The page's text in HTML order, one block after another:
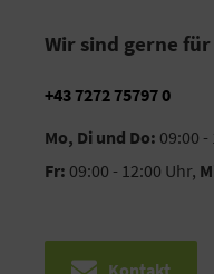
Wir sind gerne für
+43 7272 75797 0
Mo, Di und Do: 09:00
Fr: 09:00 - 12:00 Uhr,
Kontakt